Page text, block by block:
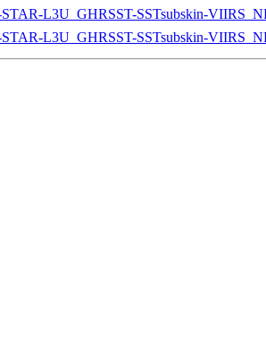
STAR-L3U_GHRSST-SSTsubskin-
STAR-L3U_GHRSST-SSTsubskin-